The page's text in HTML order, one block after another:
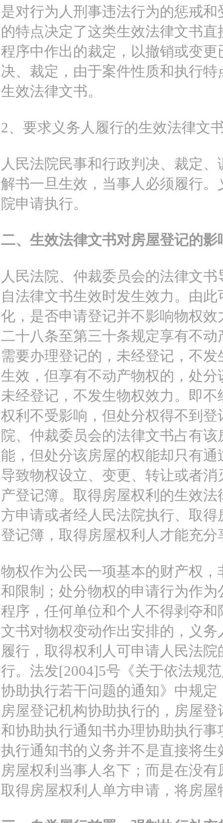
是对行为人刑事违法行为的惩戒
的特点决定了这类生效法律文书
程序中作出的裁定，以撤销或变
决、裁定，由于案件性质和执行
生效法律文书。
2、要求义务人履行的生效法律文
人民法院民事和行政判决、裁定
解书一旦生效，当事人必须履行
院申请执行。
二、生效法律文书对房屋登记的影
人民法院、仲裁委员会的法律文
自法律文书生效时发生效力。由
化，是否申请登记并不影响物权
二十八条至第三十条规定享有不
需要办理登记的，未经登记，不
生效，但享有不动产物权的，处
未经登记，不发生物权效力。即
权利不受影响，但处分权得不到
院、仲裁委员会的法律文书占有
能，但处分该房屋的权能却只有
导致物权设立、变更、转让或者
产登记簿。取得房屋权利的生效
方申请或者经人民法院执行、取
登记簿，取得房屋权利人才能充
物权作为公民一项基本的财产权
和限制；处分物权的申请行为作
程序，任何单位和个人不得剥夺
文书对物权变动作出安排的，义
履行，取得权利人可申请人民法
行。法发[2004]5号《关于依法规
协助执行若干问题的通知》中规
房屋登记机构协助执行的，房屋
和协助执行通知书办理协助执行
执行通知书的义务并不是直接将
房屋权利当事人名下；而是在没
取得房屋权利人单方申请，将房